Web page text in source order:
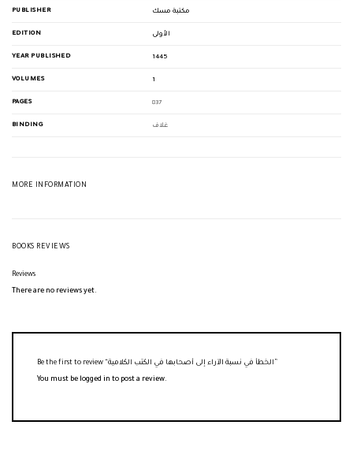
PUBLISHER مكتبة مسك
EDITION الأولى
YEAR PUBLISHED 1445
VOLUMES 1
PAGES 837
BINDING غلاف
MORE INFORMATION
BOOKS REVIEWS
Reviews
There are no reviews yet.
You must be logged in to post a review.